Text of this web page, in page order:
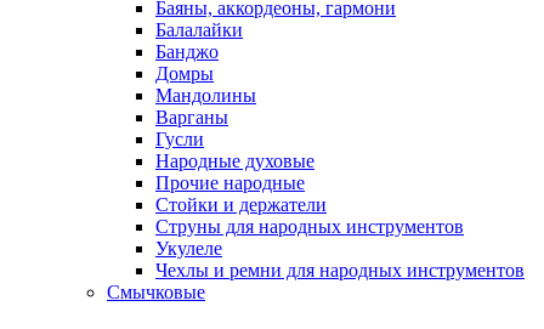
Баяны, аккордеоны, гармони
Балалайки
Банджо
Домры
Мандолины
Варганы
Гусли
Народные духовые
Прочие народные
Стойки и держатели
Струны для народных инструментов
Укулеле
Чехлы и ремни для народных инструментов
Смычковые